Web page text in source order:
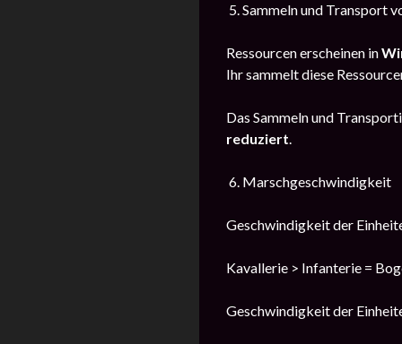
5. Sammeln und Transport
Ressourcen erscheinen in
Ihr sammelt diese
Das Sammeln und
reduziert.
6. Marschgeschwindigkeit
Geschwindigkeit der
Kavallerie > Infanterie =
Geschwindigkeit der